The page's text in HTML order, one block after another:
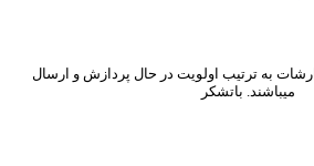
به ترتیب اولویت در حال پردازش و ارسال
میباشند. باتشکر